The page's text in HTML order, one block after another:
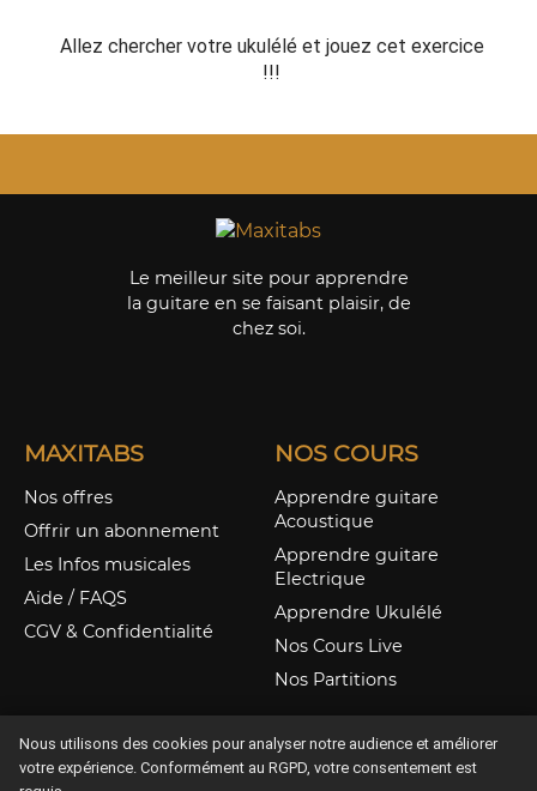
Allez chercher votre ukulélé et jouez cet exercice
!!!
Le meilleur site pour apprendre
la guitare en se faisant plaisir, de
chez soi.
MAXITABS
Nos offres
Offrir un abonnement
Les Infos musicales
Aide / FAQS
CGV & Confidentialité
NOS COURS
Apprendre guitare
Acoustique
Apprendre guitare
Electrique
Apprendre Ukulélé
Nos Cours Live
Nos Partitions
Nous utilisons des cookies pour analyser notre audience et améliorer
votre expérience. Conformément au RGPD, votre consentement est